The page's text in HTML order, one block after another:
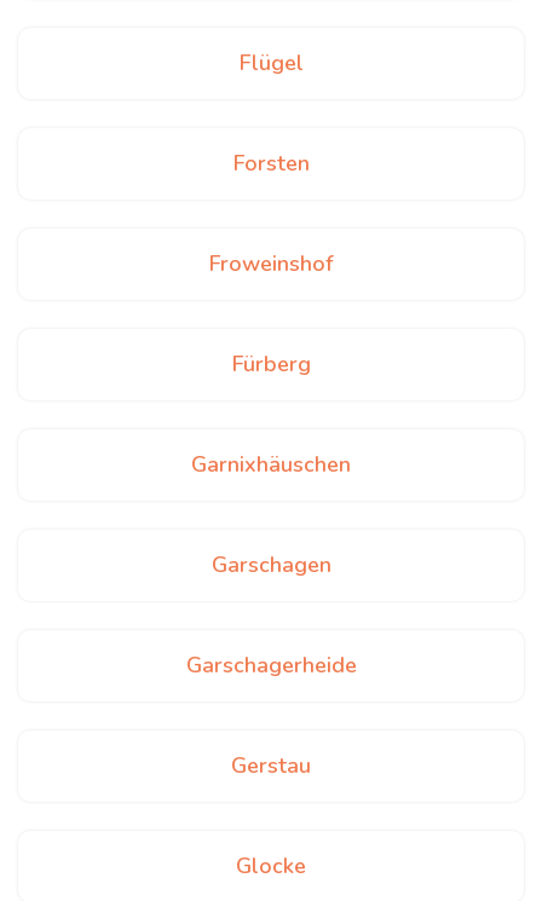
Flügel
Forsten
Froweinshof
Fürberg
Garnixhäuschen
Garschagen
Garschagerheide
Gerstau
Glocke